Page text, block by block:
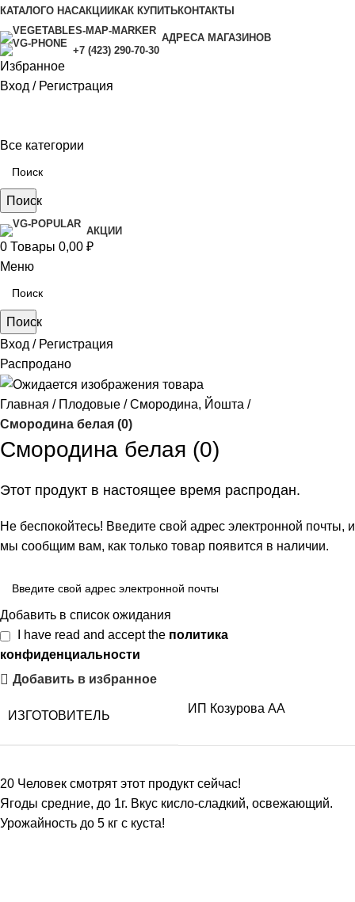
КАТАЛОГО НАСАКЦИИ КАК КУПИТЬКОНТАКТЫ
АДРЕСА МАГАЗИНОВ
+7 (423) 290-70-30
Избранное
Вход / Регистрация
Все категории
Поиск
АКЦИИ
0 Товары 0,00 ₽
Меню
Поиск
Вход / Регистрация
Распродано
Главная Плодовые
Смородина, Йошта
Смородина белая (0)
Смородина белая (0)
Этот продукт в настоящее время распродан.
Не беспокойтесь! Введите свой адрес электронной почты, и
мы сообщим вам, как только товар появится в наличии.
Добавить в список ожидания
I have read and accept the политика
конфиденциальности
Добавить в избранное
ИЗГОТОВИТЕЛЬ
ИП Козурова АА
20 Человек смотрят этот продукт сейчас!
Ягоды средние, до 1г. Вкус кисло-сладкий, освежающий.
Урожайность до 5 кг с куста!